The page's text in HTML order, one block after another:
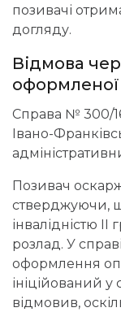
позивачі
догляду.
Відмова
оформленої
Справа № 300/
Івано-
Позивач
стверджуючи,
інвалідністю II
розлад. У
оформлення
ініційований у
відмовив,